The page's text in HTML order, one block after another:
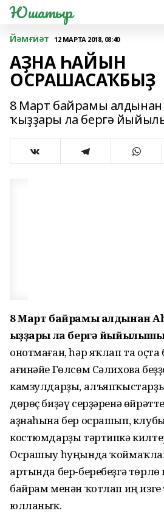
Юшатыр
Йәмғиәт 12 МАРТА 2018, 08:40
АҘНА ҺАЙЫН
ОСРАШАСАҠБЫҘ
8 Март байрамы
ҡыҙҙары ла бергә
8 Март байрамы алдынан
ҡыҙҙары ла бергә
онотмаған, һәр яҡлап та
ағинәйе Гөлсөм Сәлихова
камзулдарҙы,
дөрөҫ биҙәү серҙәренә
аҙнаһына бер осрашып,
костюмдарҙы тәртипкә
Осрашыу һуңында
артында бер-беребеҙгә
байрам менән ҡотлап иң изге
юлланыҡ.